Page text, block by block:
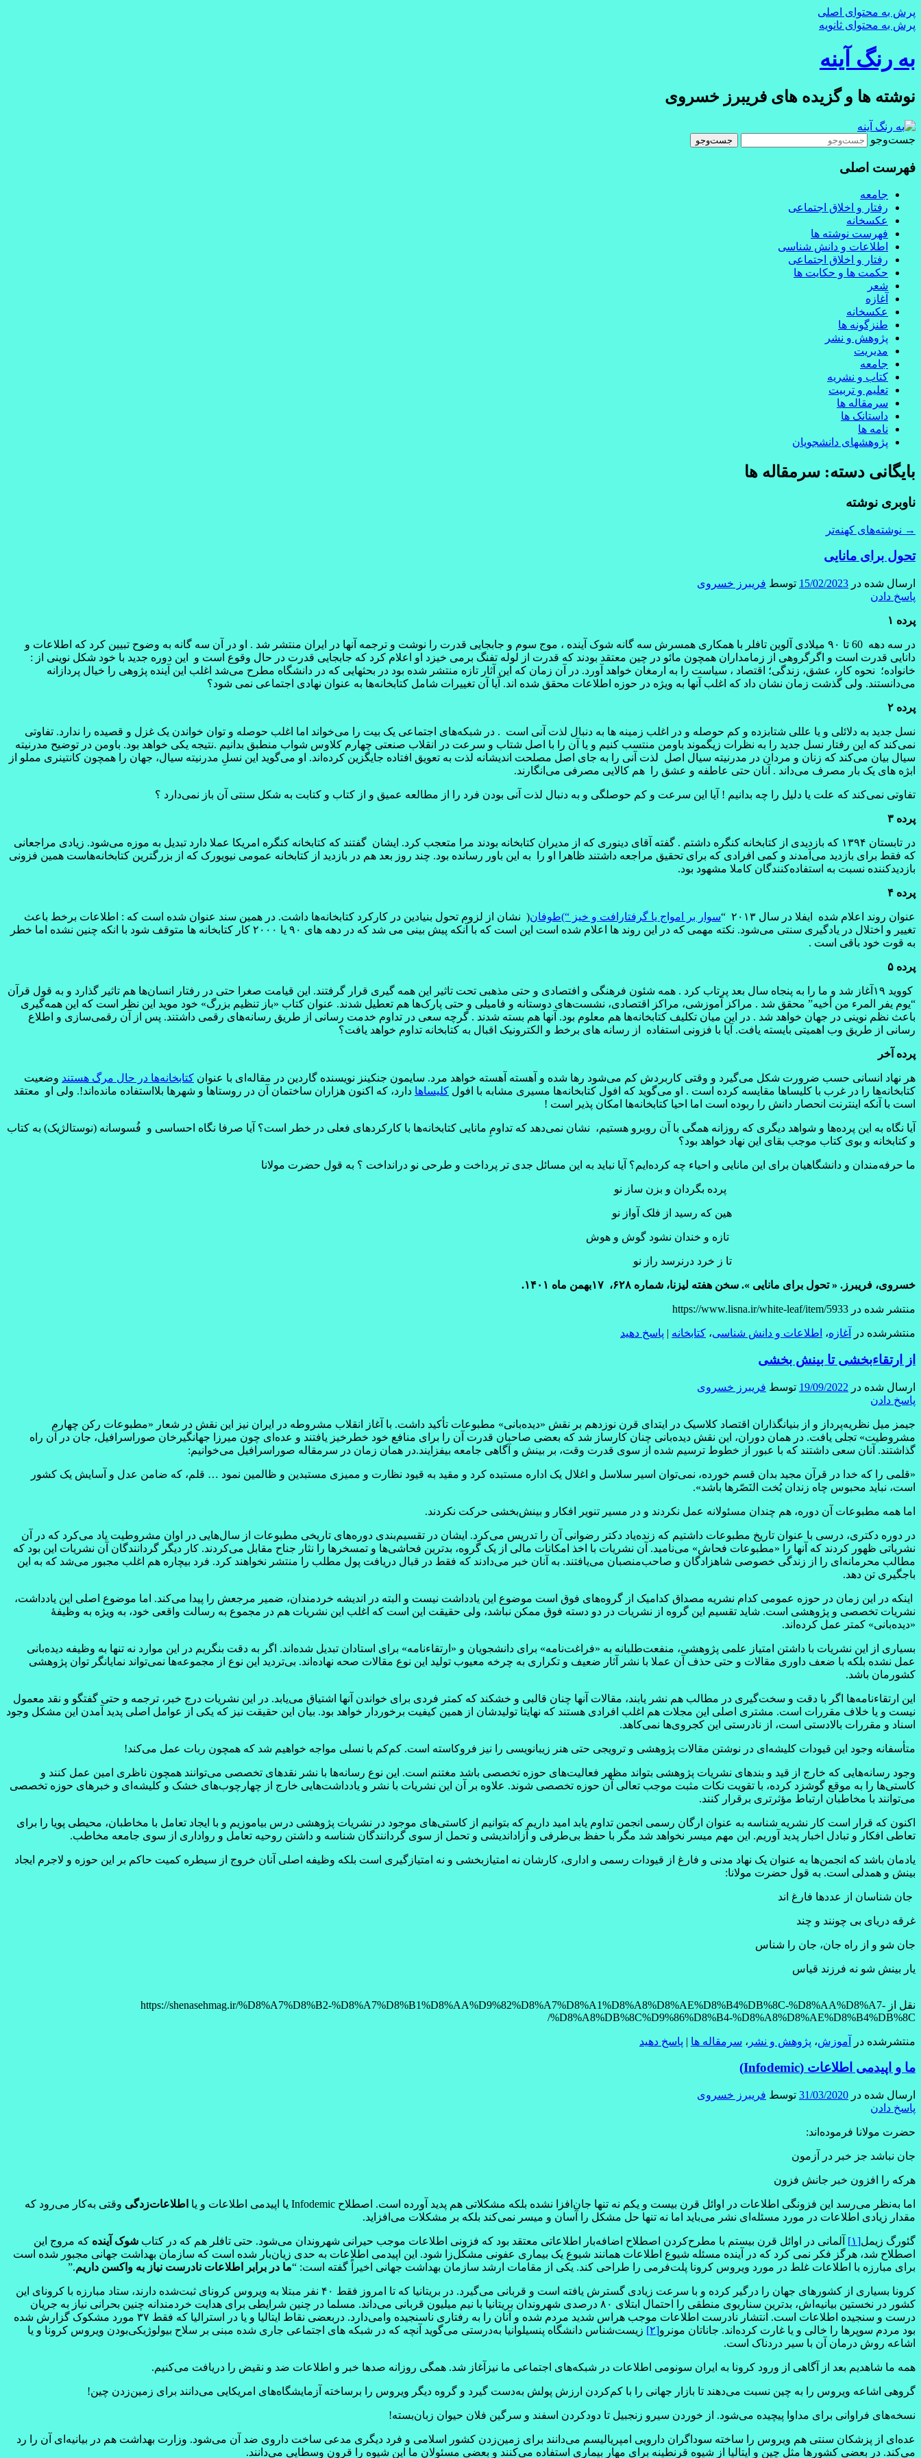
پرش به محتوای اصلی
پرش به محتوای ثانویه
به رنگ آينه
نوشته ها و گزیده های فریبرز خسروی
جست‌وجو
فهرست اصلی
جامعه
رفتار و اخلاق اجتماعی
عکسخانه
فهرست نوشته ها
اطلاعات و دانش شناسی
رفتار و اخلاق اجتماعی
حکمت ها و حکایت ها
شعر
آغازه
عکسخانه
طنزگونه ها
پژوهش و نشر
مدیریت
جامعه
کتاب و نشریه
تعلیم و تربیت
سرمقاله ها
داستانک ها
نامه ها
پژوهشهای دانشجویان
بایگانی دسته: سرمقاله ها
ناوبری نوشته
→ نوشته‌های کهنه‌تر
تحول برای مانایی
ارسال شده در 15/02/2023 توسط فریبرز خسروی
پاسخ دادن
پرده ۱
در سه دهه 60 تا ۹۰ میلادی آلوین تافلر با همکاری همسرش سه گانه شوک آینده ، موج سوم و جابجایی قدرت را نوشت و ترجمه آنها در ایران منتشر شد . او در آن سه گانه به وضوح تبیین کرد که اطلاعات و
دانایی قدرت است و اگرگروهی از زمامداران همچون مائو در چین معتقد بودند که قدرت از لوله تفنگ برمی خیزد او اعلام کرد که جابجایی قدرت در حال وقوع است و این دوره جدید با خود شکل نوینی از :
خانواده؛ نحوه کار، عشق، زندگی؛ اقتصاد ، سیاست را به ارمغان خواهد آورد. در آن زمان که این آثار تازه منتشر شده بود در بحثهایی که در دانشگاه مطرح می‌شد اغلب این آینده پژوهی را خیال پردازانه
می‌دانستند. ولی گذشت زمان نشان داد که اغلب آنها به ویژه در حوزه اطلاعات محقق شده اند. آیا آن تغییرات شامل کتابخانه‌ها به عنوان نهادی اجتماعی نمی شود؟
پرده ۲
نسل جدید به دلائلی و یا عللی شتابزده و کم حوصله و در اغلب زمینه ها به دنبال لذت آنی است . در شبکه‌های اجتماعی یک بیت را می‌خواند اما اغلب حوصله و توان خواندن یک غزل و قصیده را ندارد. تفاوتی
نمی‌کند که این رفتار نسل جدید را به نظرات زیگموند باومن منتسب کنیم و یا آن را با اصل شتاب و سرعت در انقلاب صنعتی چهارم کلاوس شواب منطبق بدانیم .نتیجه یکی خواهد بود. باومن در توضیح مدرنیته
سیال بیان می‌کند که زنان و مردان در مدرنیته سیال اصل لذت آنی را به جای اصل مصلحت اندیشانه لذت به تعویق افتاده جایگزین کرده‌اند. او می‌گوید این نسلِ مدرنیته سیال، جهان را همچون کانتینری مملو از
ابژه های یک بار مصرف می‌داند . آنان حتی عاطفه و عشق را هم کالایی مصرفی می‌انگارند.
تفاوتی نمی‌کند که علت یا دلیل را چه بدانیم ! آیا این سرعت و کم حوصلگی و به دنبال لذت آنی بودن فرد را از مطالعه عمیق و از کتاب و کتابت به شکل سنتی آن باز نمی‌دارد ؟
پرده ۳
در تابستان ۱۳۹۴ که بازدیدی از کتابخانه کنگره داشتم . گفته آقای دینوری که از مدیران کتابخانه بودند مرا متعجب کرد. ایشان گفتند که کتابخانه کنگره امریکا عملا دارد تبدیل به موزه می‌شود. زیادی مراجعانی
که فقط برای بازدید می‌آمدند و کمی افرادی که برای تحقیق مراجعه داشتند ظاهرا او را به این باور رسانده بود. چند روز بعد هم در بازدید از کتابخانه عمومی نیویورک که از بزرگترین کتابخانه‌هاست همین فزونی
بازدیدکننده نسبت به استفاده‌کنندگان کاملا مشهود بود.
پرده ۴
عنوان روند اعلام شده ایفلا در سال ۲۰۱۳ “ سوار بر امواج یا گرفتارافت و خیز “)طوفان( نشان از لزوم تحول بنیادین در کارکرد کتابخانه‌ها داشت. در همین سند عنوان شده است که : اطلاعات برخط باعث
تغییر و اختلال در یادگیری سنتی می‌شود. نکته مهمی که در این روند ها اعلام شده است این است که با آنکه پیش بینی می شد که در دهه های ۹۰ یا ۲۰۰۰ کار کتابخانه ها متوقف شود با انکه چنین نشده اما خطر
به قوت خود باقی است .
پرده ۵
کووید ۱۹آغاز شد و ما را به پنجاه سال بعد پرتاب کرد . همه شئون فرهنگی و افتصادی و حتی مذهبی تحت تاثیر این همه گیری قرار گرفتند. این قیامت صغرا حتی در رفتار انسان‌ها هم تاثیر گذارد و به قول قرآن
“یوم یفر المرء من أخیه” محقق شد . مراکز آموزشی، مراکز اقتصادی، نشست‌های دوستانه و فامیلی و حتی پارک‌ها هم تعطیل شدند. عنوان کتاب «باز تنظیم بزرگ» خود موید این نظر است که این همه‌گیری
باعث نظم نوینی در جهان خواهد شد . در این میان تکلیف کتابخانه‌ها هم معلوم بود. آنها هم بسته شدند . گرچه سعی در تداوم خدمت رسانی از طریق رسانه‌های رقمی داشتند. پس از آن رقمی‌سازی و اطلاع
رسانی از طریق وب اهمیتی بایسته یافت. آیا با فزونی استفاده از رسانه های برخط و الکترونیک اقبال به کتابخانه تداوم خواهد یافت؟
پرده آخر
هر نهاد انسانی حسب ضرورت شکل می‌گیرد و وقتی کاربردش کم می‌شود رها شده و آهسته آهسته خواهد مرد. سایمون جنکینز نویسنده گاردین در مقاله‌ای با عنوان کتابخانه‌ها در حال مرگ هستند وضعیت
کتابخانه‌ها را در غرب با کلیساها مقایسه کرده است . او می‌گوید که افول کتابخانه‌ها مسیری مشابه با افول کلیساها دارد، که اکنون هزاران ساختمان آن در روستاها و شهرها بلااستفاده مانده‌اند!. ولی او معتقد
است با آنکه اینترنت انحصار دانش را ربوده است اما احیا کتابخانه‌ها امکان پذیر است !
آیا نگاه به این پرده‌ها و شواهد دیگری که روزانه همگی با آن روبرو هستیم، نشان نمی‌دهد که تداومِ مانایی کتابخانه‌ها با کارکردهای فعلی در خطر است؟ آیا صرفا نگاه احساسی و فُسوسانه (نوستالژیک) به کتاب
و کتابخانه و بوی کتاب موجب بقای این نهاد خواهد بود؟
ما حرفه‌مندان و دانشگاهیان برای این مانایی و احیاء چه کرده‌ایم؟ آیا نباید به این مسائل جدی تر پرداخت و طرحی نو درانداخت ؟ به قول حضرت مولانا
پرده بگردان و بزن ساز نو
هین که رسید از فلک آواز نو
تازه و خندان نشود گوش و هوش
تا ز خرد درنرسد راز نو
خسروی، فریبرز. « تحول برای مانایی ». سخن هفته لیزنا، شماره ۶۲۸، ۱۷بهمن ماه ۱۴۰۱.
منتشر شده در https://www.lisna.ir/white-leaf/item/5933
منتشرشده در آغازه، اطلاعات و دانش شناسی، کتابخانه | پاسخ دهید
از ارتقاءبخشی تا بینش ­بخشی
ارسال شده در 19/09/2022 توسط فریبرز خسروی
پاسخ دادن
جیمز میل نظریه‌پرداز و از بنیانگذاران اقتصاد کلاسیک در ایتدای قرن نوزدهم بر نقش «دیده‌بانی» مطبوعات تأکید داشت. با آغاز انقلاب مشروطه در ایران نیز این نقش در شعار «مطبوعات رکن چهارم
مشروطیت» تجلی یافت. در همان دوران، این نقش دیده‌بانی چنان کارساز شد که بعضی صاحبان قدرت آن را برای منافع خود خطرخیز یافتند و عده‌ای چون میرزا جهانگیرخان صوراسرافیل، جان در آن راه
گذاشتند. آنان سعی داشتند که با عبور از خطوط ترسیم شده از سوی قدرت وقت، بر بینش و آگاهی جامعه بیفزایند.در همان زمان در سرمقاله صوراسرافیل می‌خوانیم:
«قلمی را که خدا در قرآن مجید بدان قسم خورده، نمی‌توان اسیر سلاسل و اغلال یک اداره مستبده کرد و مقید به قیود نظارت و ممیزی مستبدین و ظالمین نمود … قلم، که ضامن عدل و آسایش یک کشور
است، نباید محبوس چاه زندان بُخت النَصّرها باشد».
اما همه مطبوعات آن دوره، هم چندان مسئولانه عمل نکردند و در مسیر تنویر افکار و بینش‌بخشی حرکت نکردند.
در دوره دکتری، درسی با عنوان تاریخ مطبوعات داشتیم که زنده‌یاد دکتر رضوانی آن را تدریس می‌کرد. ایشان در تقسیم‌بندی دوره‌های تاریخی مطبوعات از سال‌هایی در اوان مشروطیت یاد می‌کرد که در آن
نشریاتی ظهور کردند که آنها را «مطبوعات فحاش» می‌نامید. آن نشریات با اخذ امکانات مالی از یک گروه، بدترین فحاشی‌ها و تمسخرها را نثار جناح مقابل می‌کردند. کار دیگر گردانندگان آن نشریات این بود که
مطالب محرمانه‌ای را از زندگی خصوصی شاهزادگان و صاحب‌منصبان می‌یافتند. به آنان خبر می‌دادند که فقط در قبال دریافت پول مطلب را منتشر نخواهند کرد. فرد بیچاره هم اغلب مجبور می‌شد که به این
باجگیری تن دهد.
اینکه در این زمان در حوزه عمومی کدام نشریه مصداق کدامیک از گروه‌های فوق است موضوع این یادداشت نیست و البته در اندیشه خردمندان، ضمیر مرجعش را پیدا می‌کند. اما موضوع اصلی این یادداشت،
نشریات تخصصی و پژوهشی است. شاید تقسیم این گروه از نشریات در دو دسته فوق ممکن نباشد، ولی حقیقت این است که اغلب این نشریات هم در مجموع به رسالت واقعی خود، به ویژه به وظیفۀ
«دیده‌بانی» کمتر عمل کرده‌اند.
بسیاری از این نشریات با داشتن امتیاز علمی پژوهشی، منفعت‌طلبانه به «فراغت‌نامه» برای دانشجویان و «ارتقاء‌نامه» برای استادان تبدیل شده‌اند. اگر به دقت بنگریم در این موارد نه تنها به وظیفه دیده‌بانی
عمل نشده بلکه با ضعف داوری مقالات و حتی حذف آن عملا با نشر آثار ضعیف و تکراری به چرخه معیوب تولید این نوع مقالات صحه نهاده‌اند. بی‌تردید این نوع از مجموعه‌ها نمی‌تواند نمایانگر توان پژوهشی
کشورمان باشد.
این ارتقاء‌نامه‌ها اگر با دقت و سخت‌گیری در مطالب هم نشر یابند، مقالات آنها چنان قالبی و خشکند که کمتر فردی برای خواندن آنها اشتیاق می‌یابد. در این نشریات درج خبر، ترجمه و حتی گفتگو و نقد معمول
نیست و یا خلاف مقررات است. مشتری اصلی این مجلات هم اغلب افرادی هستند که نهایتا تولیدشان از همین کیفیت برخوردار خواهد بود. بیان این حقیقت نیز که یکی از عوامل اصلی پدید آمدن این مشکل وجود
اسناد و مقررات بالادستی است، از نادرستی این کجروی‌ها نمی‌کاهد.
متأسفانه وجود این قیودات کلیشه‌ای در نوشتن مقالات پژوهشی و ترویجی حتی هنر زیبانویسی را نیز فروکاسته است. کم‌کم با نسلی مواجه خواهیم شد که همچون ربات عمل می‌کند!
وجود رسانه‌هایی که خارج از قید و بندهای نشریات پژوهشی بتواند مظهر فعالیت‌های حوزه تخصصی باشد مغتنم است. این نوع رسانه‌ها با نشر نقدهای تخصصی می‌توانند همچون ناظری امین عمل کنند و
کاستی‌ها را به موقع گوشزد کرده، با تقویت نکات مثبت موجب تعالی آن حوزه تخصصی شوند. علاوه بر آن این نشریات با نشر و یادداشت‌هایی خارج از چهارچوب‌های خشک و کلیشه‌ای و خبرهای حوزه تخصصی
می‌توانند با مخاطبان ارتباط مؤثرتری برقرار کنند.
اکنون که قرار است کار نشریه شناسه به عنوان ارگان رسمی انجمن تداوم یابد امید داریم که بتوانیم از کاستی‌های موجود در نشریات پژوهشی درس بیاموزیم و با ایجاد تعامل با مخاطبان، محیطی پویا را برای
تعاطی افکار و تبادل اخبار پدید آوریم. این مهم میسر نخواهد شد مگر با حفظ بی‌طرفی و آزاداندیشی و تحمل از سوی گردانندگان شناسه و داشتن روحیه تعامل و رواداری از سوی جامعه مخاطب.
یادمان باشد که انجمن‌ها به عنوان یک نهاد مدنی و فارغ از قیودات رسمی و اداری، کارشان نه امتیازبخشی و نه امتیازگیری است بلکه وظیفه اصلی آنان خروج از سیطره کمیت حاکم بر این حوزه و لاجرم ایجاد
بینش و همدلی است. به قول حضرت مولانا:
جان‌ شناسان از عددها فارغ‌ اند
غرقه دریای بی‌ چونند و چند
جان شو و از راه جان، جان را شناس
یار بینش شو نه فرزند قیاس
نقل از https://shenasehmag.ir/%D8%A7%D8%B2-%D8%A7%D8%B1%D8%AA%D9%82%D8%A7%D8%A1%D8%A8%D8%AE%D8%B4%DB%8C-%D8%AA%D8%A7-
%D8%A8%DB%8C%D9%86%D8%B4-%D8%A8%D8%AE%D8%B4%DB%8C/
منتشرشده در آموزش، پژوهش و نشر ، سرمقاله ها | پاسخ دهید
ما و اپیدمی اطلاعات (Infodemic)
ارسال شده در 31/03/2020 توسط فریبرز خسروی
پاسخ دادن
حضرت مولانا فرموده‌اند:
جان نباشد جز خبر در آزمون
هرکه را افزون خبر جانش فزون
اما به‌نظر می‌رسد این فزونگی اطلاعات در اوائل قرن بیست و یکم نه تنها جان‌افزا نشده بلکه مشکلاتی هم پدید آورده است. اصطلاح Infodemic یا اپیدمی اطلاعات و یا اطلاعات‌زدگی وقتی به‌کار می‌رود که
مقدار زیادی اطلاعات در مورد مسئله‌ای نشر می‌باید اما نه تنها حل مشکل را آسان و میسر نمی‌کند بلکه بر مشکلات می‌افزاید.
گئورگ زیمل[۱] آلمانی در اوائل قرن بیستم با مطرح‌کردن اصطلاح اضافه‌بار اطلاعاتی معتقد بود که فزونی اطلاعات موجب حیرانی شهروندان می‌شود. حتی تافلر هم که در کتاب شوک آینده که مروج این
اصطلاح شد، هرگز فکر نمی کرد که در آینده مسئله شیوع اطلاعات همانند شیوع یک بیماری عفونی مشکل‌زا شود. این اپیدمی اطلاعات به حدی زیان‌بار شده است که سازمان بهداشت جهانی مجبور شده است
برای مبارزه با اطلاعات غلط در مورد ویروس کرونا پلت‌فرمی را طراحی کند. یکی از مقامات ارشد سازمان بهداشت جهانی اخیراً گفته است: “ما در برابر اطلاعات نادرست نیاز به واکسن داریم.”
کرونا بسیاری از کشورهای جهان را درگیر کرده و با سرعت زیادی گسترش یافته است و قربانی می‌گیرد. در بریتانیا که تا امروز فقط ۴۰ نفر مبتلا به ویروس کرونای ثبت‌‌شده دارند، ستاد مبارزه با کرونای این
کشور در نخستین بیانیه‌اش، بدترین سناریوی منطقی را احتمال ابتلای ۸۰ درصدی شهروندان بریتانیا با نیم میلیون قربانی می‌داند. مسلما در چنین شرایطی برای هدایت خردمندانه چنین بحرانی نیاز به جریان
درست و سنجیده اطلاعات است. انتشار نادرست اطلاعات موجب هراس شدید مردم شده و آنان را به رفتاری ناسنجیده وامی‌دارد. دربعضی نقاط ایتالیا و یا در استرالیا که فقط ۳۷ مورد مشکوک گزارش شده
بود مردم سوپرها را خالی و یا غارت کرده‌اند. جاناتان مونرو[۲]
زیست‌شناس دانشگاه پنسیلوانیا به‌درستی می‌گوید آنچه که در شبکه های اجتماعی جاری شده مبنی بر سلاح بیولوژیکی‌بودن ویروس کرونا و یا
اشاعه روش درمان آن با سیر دردناک است.
همه ما شاهدیم بعد از آگاهی از ورود کرونا به ایران سونومی اطلاعات در شبکه‌های اجتماعی ما نیزآغاز شد. همگی روزانه صدها خبر و اطلاعات ضد و نقیض را دریافت می‌کنیم.
گروهی اشاعه ویروس را به چین نسبت می‌دهند تا بازار جهانی را با کم‌کردن ارزش پولش به‌دست گیرد و گروه دیگر ویروس را برساخته آزمایشگاه‌های امریکایی می‌دانند برای زمین‌زدن چین!
نسخه‌های فراوانی برای مداوا پیچیده می‌شود. از خوردن سیرو زنجبیل تا دودکردن اسفند و سرگین فلان حیوان زبان‌بسته!
عده‌‌ای از پزشکان سنتی هم ویروس را ساخته سوداگران دارویی امپریالیسم می‌دانند برای زمین‌زدن کشور اسلامی و فرد دیگری مدعی ساخت داروی ضد آن می‌شود. وزارت بهداشت هم در بیانیه‌ای آن را رد
می‌کند. در بعضی کشورها مثل چین و ایتالیا از شیوه قرنطینه برای مهار بیماری استفاده می‌کنند و بعضی مسئولان ما این شیوه را قرون وسطایی می‌دانند.